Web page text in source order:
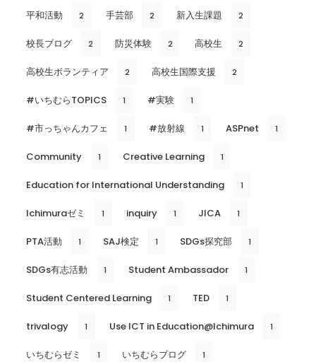
平和活動 2 手芸部 2 新入生課題 2
校長ブログ 2 防災体験 2 高校生 2
高校生ボランティア 2 高校生国際支援 2
#いちむらTOPICS 1 #実験 1
#市っちゃんカフェ 1 #放射線 1 ASPnet 1
Community 1 Creative Learning 1
Education for International Understanding 1
Ichimuraゼミ 1 inquiry 1 JICA 1
PTA活動 1 SAJ検定 1 SDGs探究部 1
SDGs有志活動 1 Student Ambassador 1
Student Centered Learning 1 TED 1
trivalogy 1 Use ICT in Education@Ichimura 1
いちむらゼミ 1 いちむらブログ 1